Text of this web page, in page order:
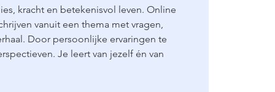
kracht en betekenisvol leven. Online
vanuit een thema met vragen,
Door persoonlijke ervaringen te
Je leert van jezelf én van